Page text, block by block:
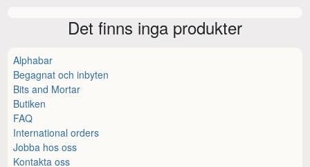
Det finns inga produkter
Alphabar
Begagnat och inbyten
Bits and Mortar
Butiken
FAQ
International orders
Jobba hos oss
Kontakta oss